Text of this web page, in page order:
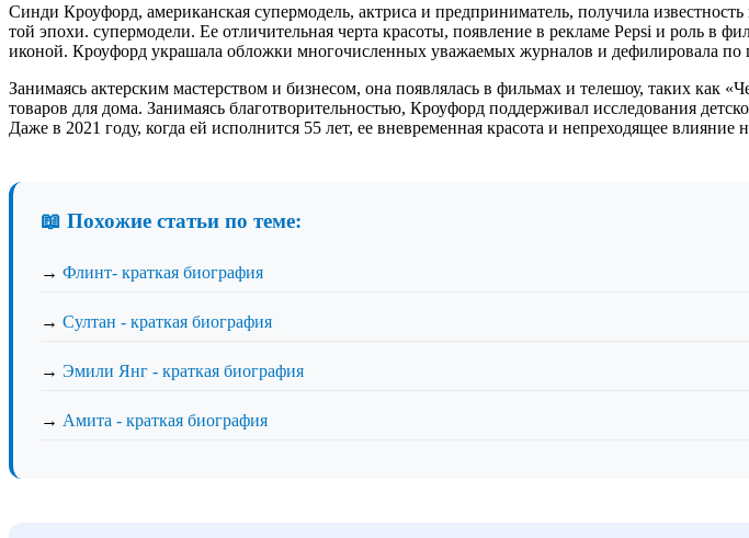
Синди Кроуфорд, американская супермодель, актриса и предприниматель, получила
той эпохи. супермодели. Ее отличительная черта красоты, появление в рекламе Pepsi и роль в
иконой. Кроуфорд украшала обложки многочисленных уважаемых журналов и дефилировала
Занимаясь актерским мастерством и бизнесом, она появлялась в фильмах и телешоу, таких как
товаров для дома. Занимаясь благотворительностью, Кроуфорд поддерживал исследования
Даже в 2021 году, когда ей исполнится 55 лет, ее вневременная красота и непреходящее
📖 Похожие статьи по теме:
→ Флинт- краткая биография
→ Султан - краткая биография
→ Эмили Янг - краткая биография
→ Амита - краткая биография